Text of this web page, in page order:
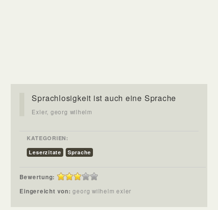
Sprachlosigkeit ist auch eine Sprache
Exler, georg wilhelm
KATEGORIEN:
Leserzitate
Sprache
Bewertung:
Eingereicht von:georg wilhelm exler